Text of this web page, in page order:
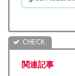
関連記事